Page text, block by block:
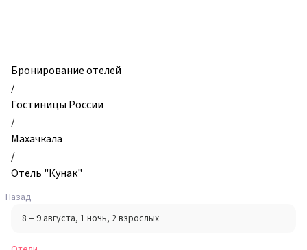
Отель
"Кунак",
Махачкала,
Россия
Бронирование отелей
/
Гостиницы России
/
Махачкала
/
Отель "Кунак"
Назад
8 – 9 августа, 1 ночь, 2 взрослых